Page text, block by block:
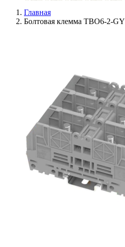
Главная
Болтовая клемма TBO6-2-GY